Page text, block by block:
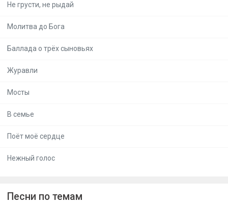
Не грусти, не рыдай
Молитва до Бога
Баллада о трёх сыновьях
Журавли
Мосты
В семье
Поёт моё сердце
Нежный голос
Песни по темам